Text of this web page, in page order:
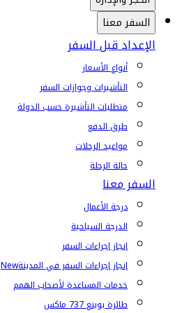
السفر معنا
الإعداد قبل السفر
أنواع الأسعار
التأشيرات وجوازات السفر
متطلبات التأشيرة حسب الدولة
طرق الدفع
مواعيد الرحلات
حالة الرحلة
السفر معنا
درجة الأعمال
الدرجة السياحية
إنجاز إجراءات السفر
إنجاز إجراءات السفر في المدينةNew
خدمات المساعدة لأصحاب الهمم
طائرة بوينغ 737 ماكس